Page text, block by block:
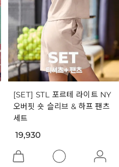
[SET] STL 포르테 라이트 NY
오버핏 숏 슬리브 & 하프 팬츠
세트
19,930